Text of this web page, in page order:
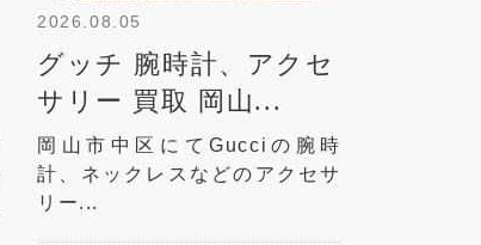
2026.08.05
グッチ 腕時計、アクセ
サリー 買取 岡山...
岡山市中区にてGucciの腕時
計、ネックレスなどのアクセサ
リー...